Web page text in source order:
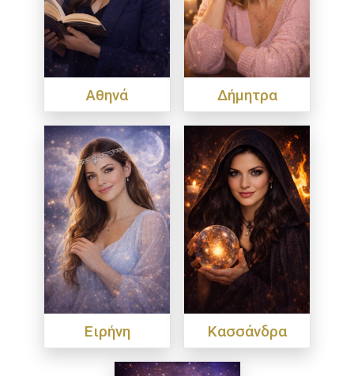
Αθηνά Δήμητρα
Ειρήνη Κασσάνδρα